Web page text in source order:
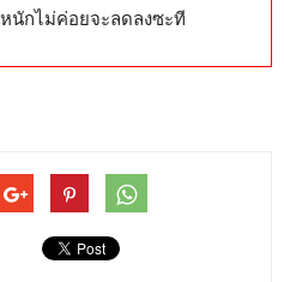
หนักไม่ค่อยจะลดลงซะที